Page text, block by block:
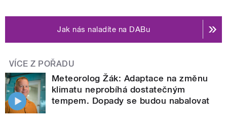
Jak nás naladíte na DABu
VÍCE Z POŘADU
Meteorolog Žák: Adaptace na změnu
klimatu neprobíhá dostatečným
tempem. Dopady se budou nabalovat